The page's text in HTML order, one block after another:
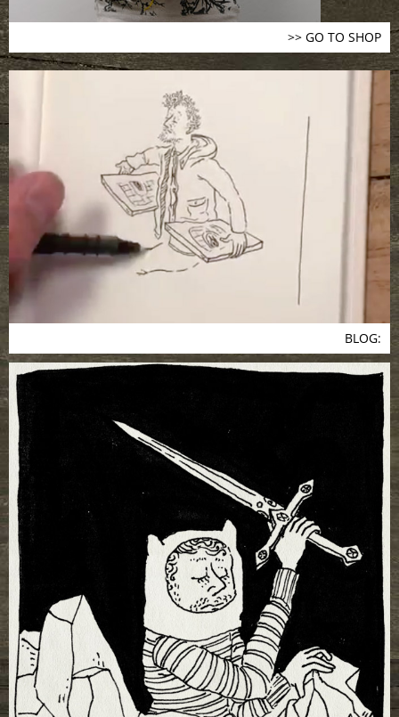
>> GO TO SHOP
BLOG: